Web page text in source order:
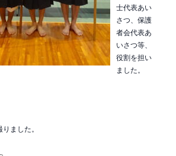
士代表あい
さつ、保護
者会代表あ
いさつ等、
役割を担い
ました。
ました。